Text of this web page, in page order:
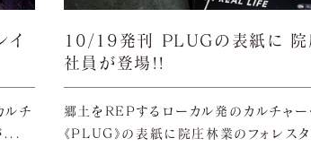
ルチ
...
10/19発刊 PLUGの表紙に 院
社員が登場!!
郷土をREPするローカル発のカルチャー
《PLUG》の表紙に院庄林業のフォレス